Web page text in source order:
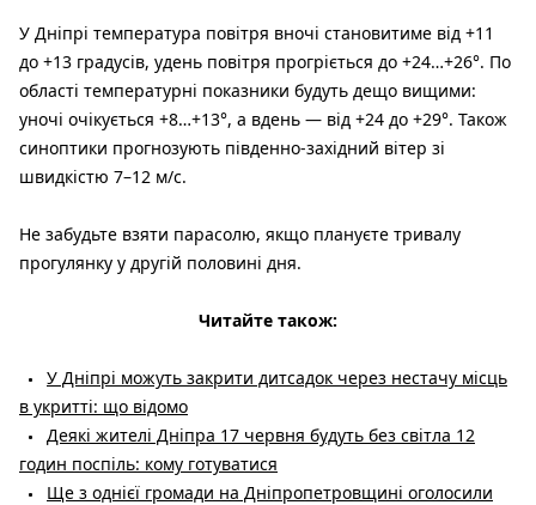
У Дніпрі температура повітря вночі становитиме від +11
до +13 градусів, удень повітря прогріється до +24…+26°. По
області температурні показники будуть дещо вищими:
уночі очікується +8…+13°, а вдень — від +24 до +29°. Також
синоптики прогнозують південно-західний вітер зі
швидкістю 7–12 м/с.
Не забудьте взяти парасолю, якщо плануєте тривалу
прогулянку у другій половині дня.
Читайте також:
У Дніпрі можуть закрити дитсадок через нестачу місць
в укритті: що відомо
Деякі жителі Дніпра 17 червня будуть без світла 12
годин поспіль: кому готуватися
Ще з однієї громади на Дніпропетровщині оголосили